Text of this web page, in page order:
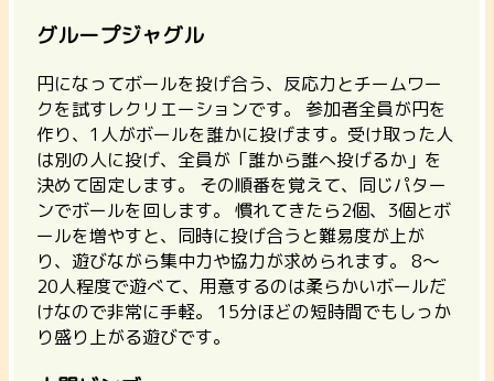
グループジャグル
円になってボールを投げ合う、反応力とチームワー
クを試すレクリエーションです。 参加者全員が円を
作り、1人がボールを誰かに投げます。受け取った人
は別の人に投げ、全員が「誰から誰へ投げるか」を
決めて固定します。 その順番を覚えて、同じパター
ンでボールを回します。
慣れてきたら2個、3個とボ
ールを増やすと、同時に投げ合うと難易度が上が
り、遊びながら集中力や協力が求められます。 8〜
20人程度で遊べて、用意するのは柔らかいボールだ
けなので非常に手軽。 15分ほどの短時間でもしっか
り盛り上がる遊びです。